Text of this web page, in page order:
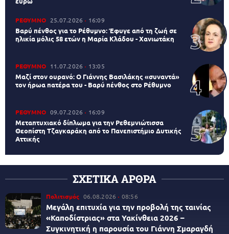
ΡΕΘΥΜΝΟ 25.07.2026 16:09
Βαρύ πένθος για το Ρέθυμνο: Έφυγε από τη ζωή σε
ηλικία μόλις 58 ετών η Μαρία Κλάδου - Χανιωτάκη
ΡΕΘΥΜΝΟ 11.07.2026 13:05
Μαζί στον ουρανό: Ο Γιάννης Βασιλάκης «συναντά»
τον ήρωα πατέρα του - Βαρύ πένθος στο Ρέθυμνο
ΡΕΘΥΜΝΟ 09.07.2026 16:09
Μεταπτυχιακό δίπλωμα για την Ρεθεμνιώτισσα
Θεοπίστη Τζαγκαράκη από το Πανεπιστήμιο Δυτικής
Αττικής
ΣΧΕΤΙΚΑ ΑΡΘΡΑ
Πολιτισμός 06.08.2026 08:56
Μεγάλη επιτυχία για την προβολή της ταινίας
«Καποδίστριας» στα Υακίνθεια 2026 –
Συγκινητική η παρουσία του Γιάννη Σμαραγδή